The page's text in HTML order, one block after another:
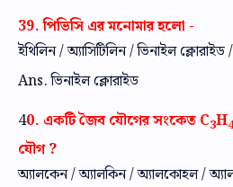
39. পিভিসি এর মনোমার হলো -
ইথিলিন / অ্যাসিটিলিন / ভিনাইল
Ans. ভিনাইল ক্লোরাইড
40. একটি জৈব যৌগের সংকেত C3H4
যৌগ ?
অ্যালকেন / অ্যালকিন / অ্যালকোহল /